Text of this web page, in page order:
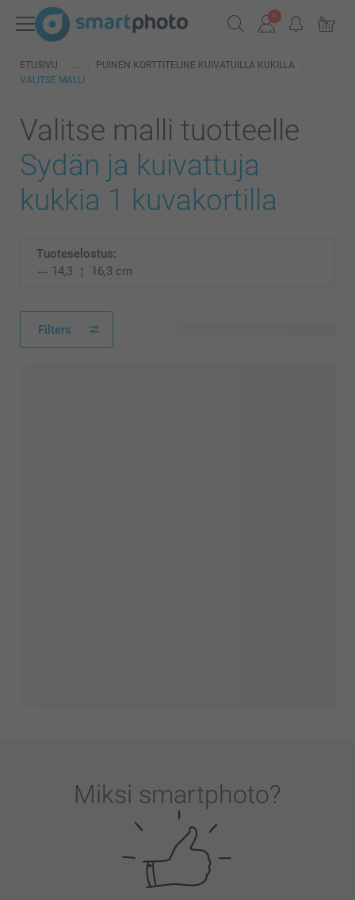
ETUSIVU
PUINEN KORTTITELINE KUIVATUILLA KUKILLA
VALITSE MALLI
Valitse malli tuotteelle
Sydän ja kuivattuja
kukkia 1 kuvakortilla
Tuoteselostus:
14,3
16,3 cm
Filters
Miksi smartphoto?